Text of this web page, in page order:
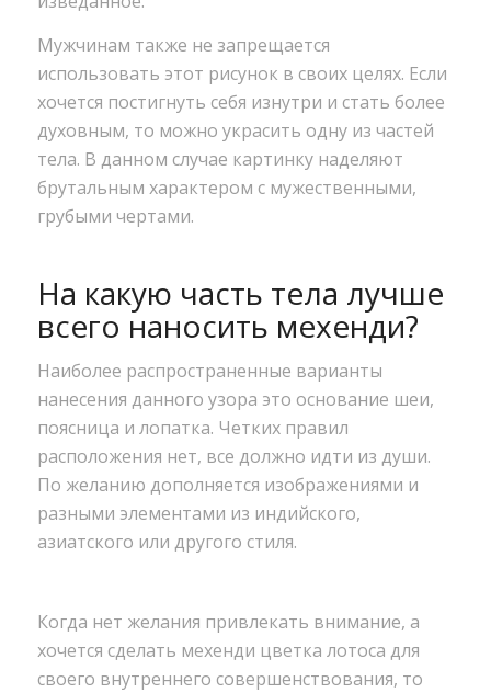
Мужчинам также не запрещается
использовать этот рисунок в своих целях. Если
хочется постигнуть себя изнутри и стать более
духовным, то можно украсить одну из частей
тела. В данном случае картинку наделяют
брутальным характером с мужественными,
грубыми чертами.
На какую часть тела лучше
всего наносить мехенди?
Наиболее распространенные варианты
нанесения данного узора это основание шеи,
поясница и лопатка. Четких правил
расположения нет, все должно идти из души.
По желанию дополняется изображениями и
разными элементами из индийского,
азиатского или другого стиля.
Когда нет желания привлекать внимание, а
хочется сделать мехенди цветка лотоса для
своего внутреннего совершенствования, то